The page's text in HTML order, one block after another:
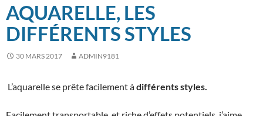
AQUARELLE, LES
DIFFÉRENTS STYLES
30 MARS 2017 ADMIN9181
L’aquarelle se prête facilement àdifférents styles.